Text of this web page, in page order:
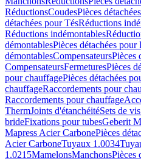
RéductionsCoudesPièces
détachées pour TésRéductions
Réductions indémontables
démontablesPièces détachées
démontablesCompensateursPièces
CompensateursFermeturesPièces
pour chauffagePièces détachées
chauffageRaccordements pour
Raccordements pour chauffage
ThermJoints d'étanchéitéSets de
brideFixations pour tubesGeberit
Mapress Acier CarbonePièces
Acier CarboneTuyaux 1.0034
1.0215MamelonsManchonsPièces